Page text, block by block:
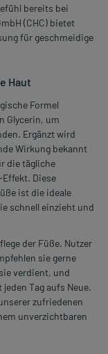
bereits bei
(CHC) bietet
für geschmeidige
Haut
Formel
Glycerin, um
Ergänzt wird
Wirkung bekannt
die tägliche
Diese
ist die ideale
schnell einzieht und
der Füße. Nutzer
sie gerne
verdient, und
Tag aufs Neue.
zufriedenen
unverzichtbaren